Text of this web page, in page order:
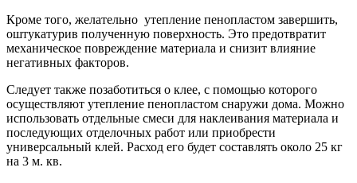
Кроме того, желательно утепление пенопластом завершить,
оштукатурив полученную поверхность. Это предотвратит
механическое повреждение материала и снизит влияние
негативных факторов.
Следует также позаботиться о клее, с помощью которого
осуществляют утепление пенопластом снаружи дома. Можно
использовать отдельные смеси для наклеивания материала и
последующих отделочных работ или приобрести
универсальный клей. Расход его будет составлять около 25 кг
на 3 м. кв.